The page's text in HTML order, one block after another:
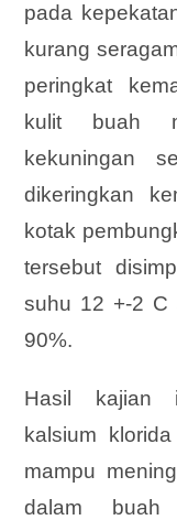
pada
kurang
peringkat
kulit buah
kekuningan
dikeringkan
kotak
tersebut
suhu 12 +-2 C
90%.
Hasil kajian
kalsium
mampu
dalam buah